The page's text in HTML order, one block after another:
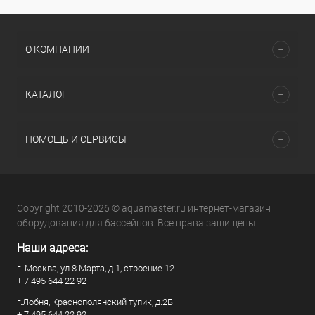
О КОМПАНИИ
КАТАЛОГ
ПОМОЩЬ И СЕРВИСЫ
Copyright 2010-2026 © aquamaster.ru интернет-магазин
оборудования для бассейнов. Все права защищены.
Наши адреса:
г. Москва, ул.8 Марта, д.1, строение 12
+ 7 495 644 22 92
г.Лобня, Краснополянский тупик, д.2Б